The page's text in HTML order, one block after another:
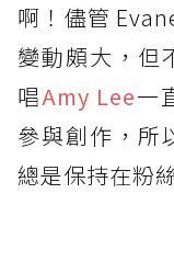
啊！儘管
變動頗大，但
唱Amy Lee一
參與創作，所
總是保持在粉